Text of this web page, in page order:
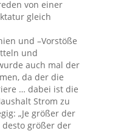
von einer
gleich
und –Vorstöße
und
auch mal der
da der die
… dabei ist die
Strom zu
„Je größer der
größer der